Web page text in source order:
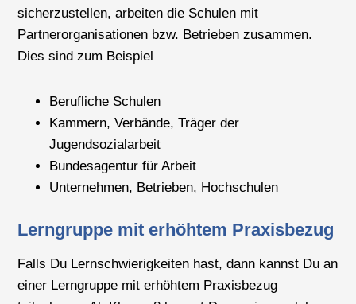
sicherzustellen, arbeiten die Schulen mit
Partnerorganisationen bzw. Betrieben zusammen.
Dies sind zum Beispiel
Berufliche Schulen
Kammern, Verbände, Träger der
Jugendsozialarbeit
Bundesagentur für Arbeit
Unternehmen, Betrieben, Hochschulen
Lerngruppe mit erhöhtem Praxisbezug
Falls Du Lernschwierigkeiten hast, dann kannst Du an
einer Lerngruppe mit erhöhtem Praxisbezug